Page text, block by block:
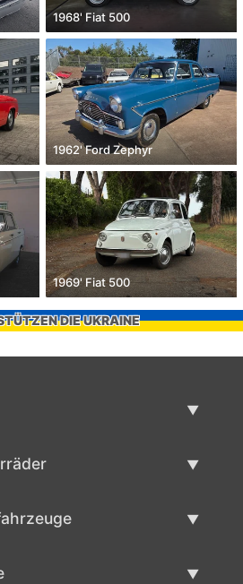
1968' Fiat 500
1962' Ford Zephyr
1969' Fiat 500
DIE UKRAINE